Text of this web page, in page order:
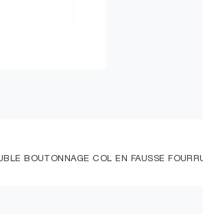
BOUTONNAGE COL EN FAUSSE